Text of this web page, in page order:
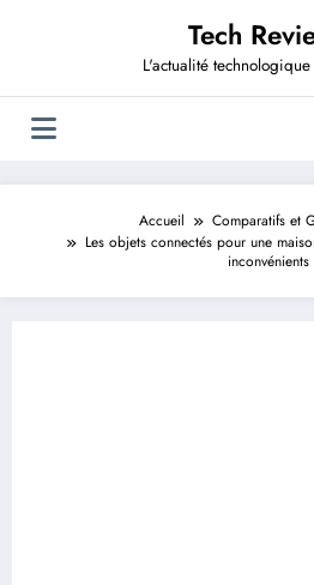
Tech
L'actualité
Accueil
Comparatifs et
Les objets connectés pour une
inconvénients